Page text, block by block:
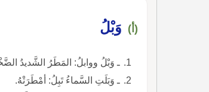
(أ) وَبْلُ
ـ وَبْلُ ووابلُ: المَطَرُ الشَّديدُ
ـ وَبَلَتِ السَّماءُ تَبِلُ: أمْطَرَتْهُ.